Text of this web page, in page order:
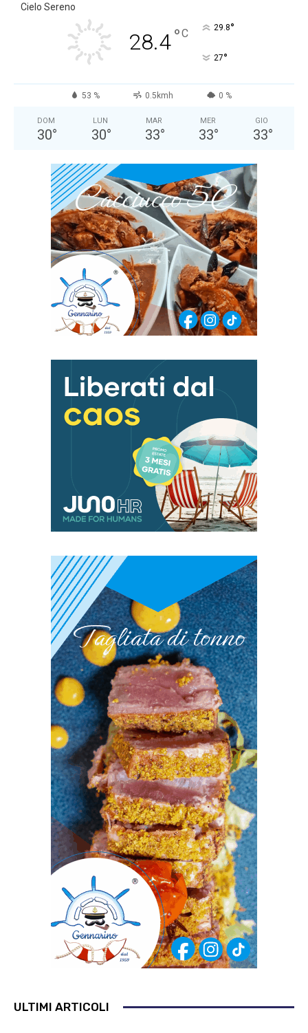
Cielo Sereno
28.4°C 29.8°
27°
53 % 0.5kmh 0 %
DOM
30°
LUN
30°
MAR
33°
MER
33°
GIO
33°
ULTIMI ARTICOLI